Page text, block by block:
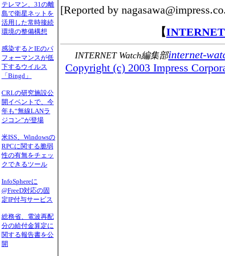
テレマン、31の離
島で衛星ネットを
活用した常時接続
環境の整備構想
感染するとIEのパ
フォーマンスが低
下するウイルス
「Bingd」
CRLの研究施設公
開イベントで、今
年も“無線LANラ
ジコン”が登場
米ISS、Windowsの
RPCに関する脆弱
性の有無をチェッ
クできるツール
InfoSphereに
@FreeD対応の固
定IP付与サービス
総務省、電波再配
分の給付金算定に
関する報告書を公
開
[Reported by
【
INTERNET Watch編集部internet-
Copyright (c) 2003 Impress